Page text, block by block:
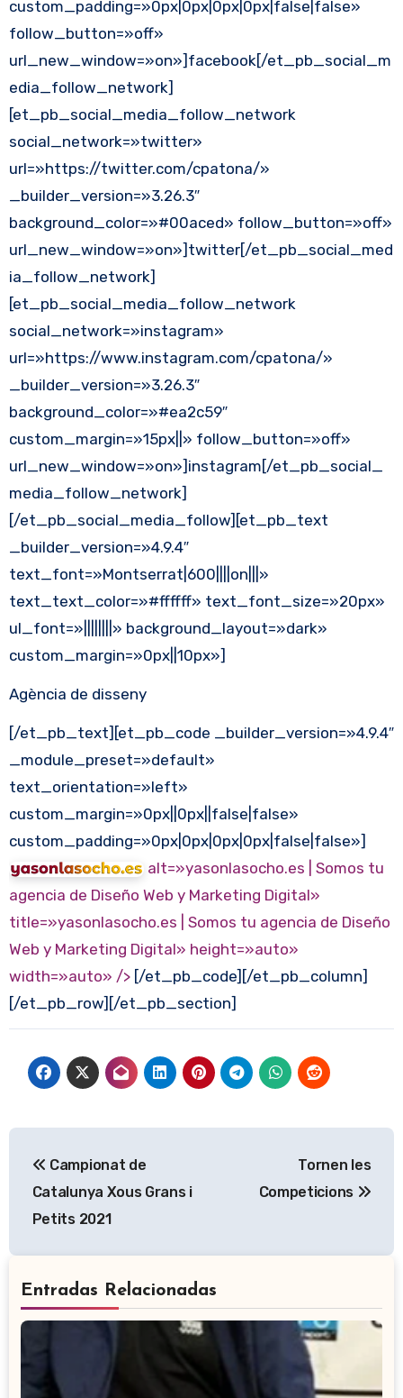
custom_padding=»0px|0px|0px|0px|false|false»
follow_button=»off»
url_new_window=»on»]facebook[/et_pb_social_m
edia_follow_network]
[et_pb_social_media_follow_network
social_network=»twitter»
url=»https://twitter.com/cpatona/»
_builder_version=»3.26.3″
background_color=»#00aced» follow_button=»off»
url_new_window=»on»]twitter[/et_pb_social_med
ia_follow_network]
[et_pb_social_media_follow_network
social_network=»instagram»
url=»https://www.instagram.com/cpatona/»
_builder_version=»3.26.3″
background_color=»#ea2c59″
custom_margin=»15px||» follow_button=»off»
url_new_window=»on»]instagram[/et_pb_social_
media_follow_network]
[/et_pb_social_media_follow][et_pb_text
_builder_version=»4.9.4″
text_font=»Montserrat|600||||on|||»
text_text_color=»#ffffff» text_font_size=»20px»
ul_font=»||||||||» background_layout=»dark»
custom_margin=»0px||10px»]
Agència de disseny
[/et_pb_text][et_pb_code _builder_version=»4.9.4″
_module_preset=»default»
text_orientation=»left»
custom_margin=»0px||0px||false|false»
custom_padding=»0px|0px|0px|0px|false|false»]
alt=»yasonlasocho.es | Somos tu
agencia de Diseño Web y Marketing Digital»
title=»yasonlasocho.es | Somos tu agencia de Diseño
Web y Marketing Digital» height=»auto»
width=»auto» /> [/et_pb_code][/et_pb_column]
[/et_pb_row][/et_pb_section]
de
entradas
Campionat de
Catalunya Xous Grans i
Petits 2021
Tornen les
Competicions
Entradas Relacionadas